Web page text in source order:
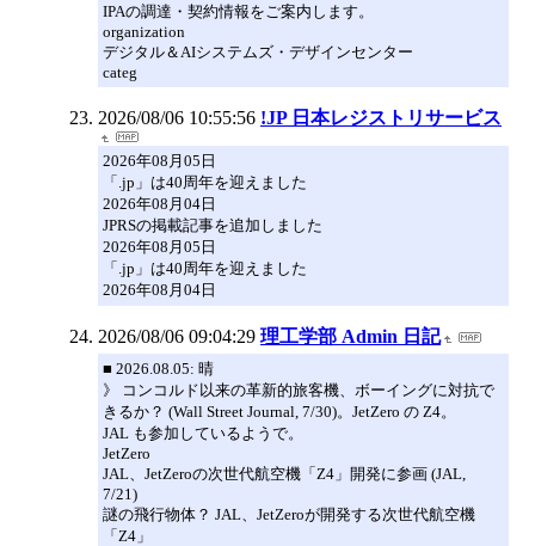
IPAの調達・契約情報をご案内します。
organization
デジタル＆AIシステムズ・デザインセンター
categ
2026/08/06 10:55:56 !JP 日本レジストリサービス
2026年08月05日
「.jp」は40周年を迎えました
2026年08月04日
JPRSの掲載記事を追加しました
2026年08月05日
「.jp」は40周年を迎えました
2026年08月04日
2026/08/06 09:04:29 理工学部 Admin 日記
■ 2026.08.05: 晴
》 コンコルド以来の革新的旅客機、ボーイングに対抗で
きるか？ (Wall Street Journal, 7/30)。JetZero の Z4。
JAL も参加しているようで。
JetZero
JAL、JetZeroの次世代航空機「Z4」開発に参画 (JAL,
7/21)
謎の飛行物体？ JAL、JetZeroが開発する次世代航空機
「Z4」